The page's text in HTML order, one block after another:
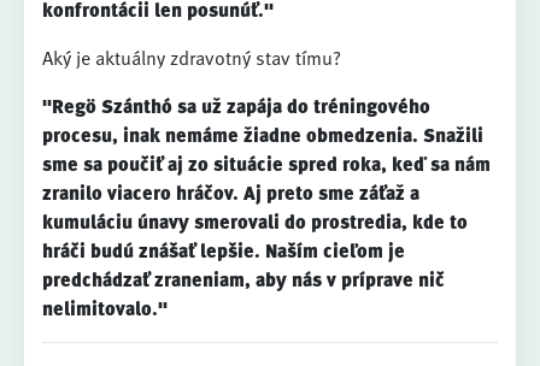
konfrontácii len posunúť."
Aký je aktuálny zdravotný stav tímu?
"Regö Szánthó sa už zapája do tréningového
procesu, inak nemáme žiadne obmedzenia. Snažili
sme sa poučiť aj zo situácie spred roka, keď sa nám
zranilo viacero hráčov. Aj preto sme záťaž a
kumuláciu únavy smerovali do prostredia, kde to
hráči budú znášať lepšie. Naším cieľom je
predchádzať zraneniam, aby nás v príprave nič
nelimitovalo."